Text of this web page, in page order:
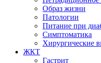
Образ жизни
Патологии
Питание при
Симптоматика
Хирургические
ЖКТ
Гастрит